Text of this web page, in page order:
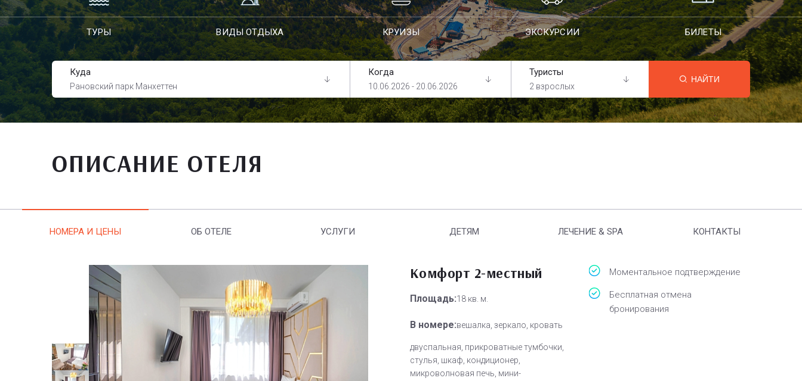
ТУРЫ ВИДЫ ОТДЫХА КРУИЗЫ ЭКСКУРСИИ БИЛЕТЫ
Куда
Рановский парк Манхеттен
Когда
10.06.2026 - 20.06.2026
Туристы
2 взрослых
НАЙТИ
ОПИСАНИЕ ОТЕЛЯ
НОМЕРА И ЦЕНЫ ОБ ОТЕЛЕ УСЛУГИ ДЕТЯМ ЛЕЧЕНИЕ & SPA КОНТАКТЫ
Комфорт 2-местный
Площадь:18 кв. м.
В номере:вешалка, зеркало, кровать
двуспальная, прикроватные тумбочки,
стулья, шкаф, кондиционер,
микроволновая печь, мини-
Моментальное подтверждение
Бесплатная отмена
бронирования